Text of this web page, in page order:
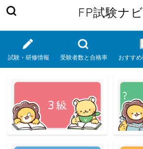
FP試験ナビ
試験・研修情報 受験者数と合格率 おすす